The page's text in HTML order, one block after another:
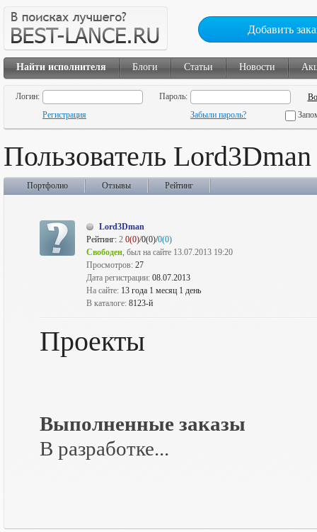
Добавить
Найти исполнителя Блоги Статьи Новости
Логин:
Пароль:
Регистрация
Забыли пароль?
Пользователь Lord3Dman
Портфолио Отзывы Рейтинг
Lord3Dman
Рейтинг: 2 0(0)/0(0)/0(0)
Свободен, был на сайте 13.07.2013 19:20
Просмотров: 27
Дата регистрации: 08.07.2013
На сайте: 13 года 1 месяц 1 день
В каталоге: 8123-й
Проекты
Выполненные заказы
В разработке...